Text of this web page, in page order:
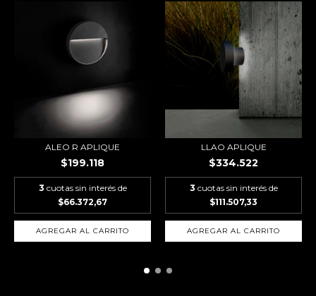
ALEO R APLIQUE
$199.118
3 cuotas sin interés de
$66.372,67
AGREGAR AL CARRITO
LLAO APLIQUE
$334.522
3 cuotas sin interés de
$111.507,33